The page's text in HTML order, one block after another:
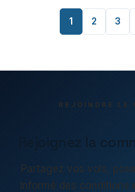
1 2 3
REJOINDRE LE
Rejoignez la
Partagez vos vols,
informé des conditions